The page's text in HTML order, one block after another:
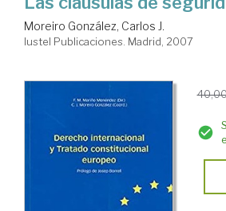
Moreiro González, Carlos J.
Iustel Publicaciones. Madrid, 2007